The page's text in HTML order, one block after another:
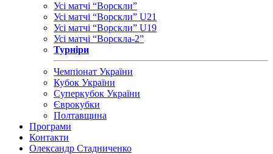
Усі матчі “Ворскли”
Усі матчі “Ворскли” U21
Усі матчі “Ворскли” U19
Усі матчі “Ворскла-2”
Турніри
Чемпіонат України
Кубок України
Суперкубок України
Єврокубки
Полтавщина
Програми
Контакти
Олександр Стадниченко